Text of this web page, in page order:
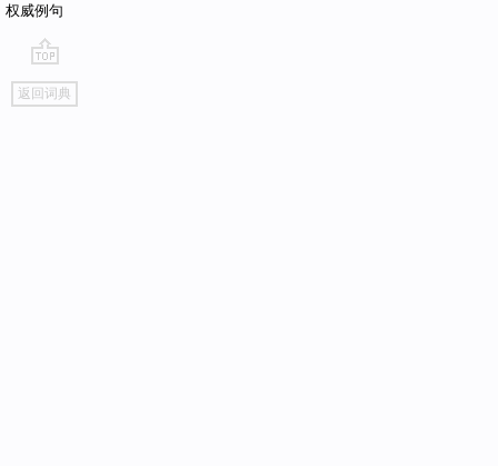
权威例句
go
top
返回词典